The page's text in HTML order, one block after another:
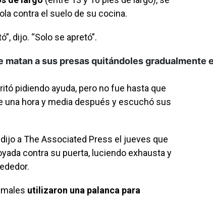
contra el suelo de su cocina.
dijo. “Solo se apretó”.
a sus presas quitándoles gradualmente
pidiendo ayuda, pero no fue hasta que
una hora y media después y escuchó sus
a The Associated Press el jueves que
contra su puerta, luciendo exhausta y
utilizaron una palanca para